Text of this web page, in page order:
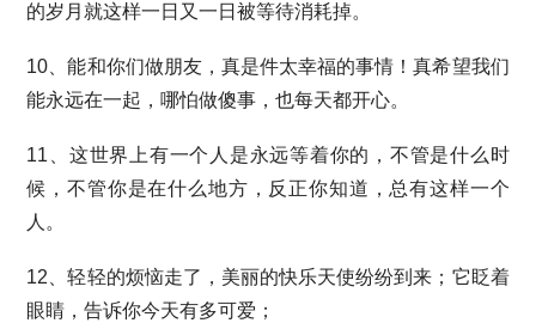
的岁月就这样一日又一日被等待消耗掉。
10、能和你们做朋友，真是件太幸福的事情！真希望我们
能永远在一起，哪怕做傻事，也每天都开心。
11、这世界上有一个人是永远等着你的，不管是什么时
候，不管你是在什么地方，反正你知道，总有这样一个
人。
12、轻轻的烦恼走了，美丽的快乐天使纷纷到来；它眨着
眼睛，告诉你今天有多可爱；